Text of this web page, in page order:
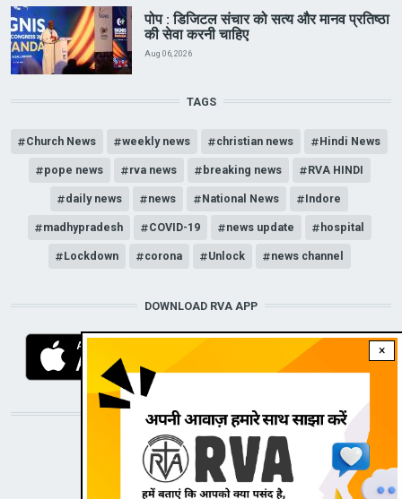
×
पोप : डिजिटल संचार को सत्य और मानव प्रतिष्ठा
की सेवा करनी चाहिए
Aug 06, 2026
TAGS
Church News weekly news christian news Hindi News
pope news rva news breaking news RVA HINDI
daily news news National News Indore
madhypradesh COVID-19 news update hospital
Lockdown corona Unlock news channel
DOWNLOAD RVA APP
STAY CONNECTED WITH US!